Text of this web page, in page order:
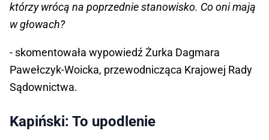
którzy wrócą na poprzednie stanowisko. Co oni mają
w głowach?
- skomentowała wypowiedź Żurka Dagmara
Pawełczyk-Woicka, przewodnicząca Krajowej Rady
Sądownictwa.
Kapiński: To upodlenie